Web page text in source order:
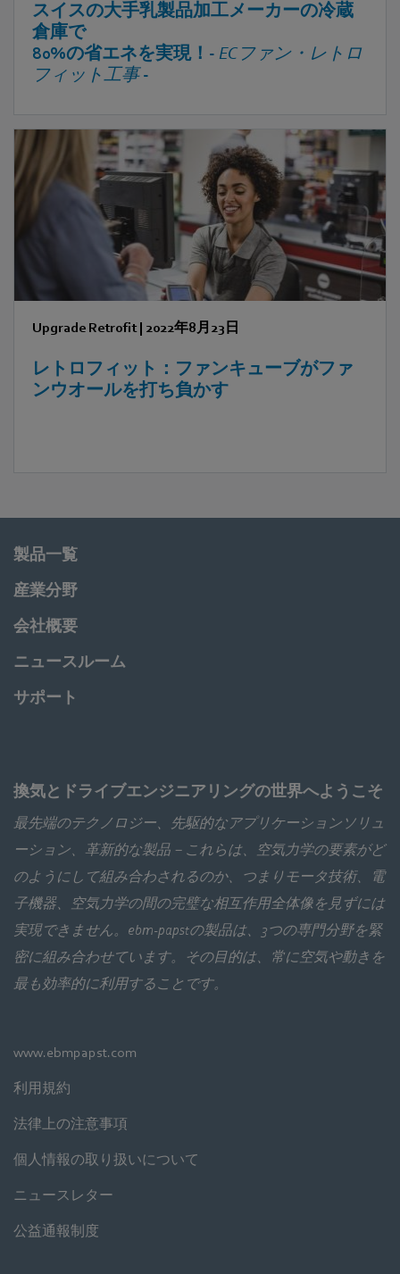
スイスの大手乳製品加工メーカーの冷蔵
倉庫で
80%の省エネを実現！- ECファン・レトロ
フィット工事-
Upgrade Retrofit| 2022年8月23日
レトロフィット：ファンキューブがファ
ンウオールを打ち負かす
製品一覧
産業分野
会社概要
ニュースルーム
サポート
換気とドライブエンジニアリングの世界へようこそ
最先端のテクノロジー、先駆的なアプリケーションソリュ
ーション、革新的な製品－これらは、空気力学の要素がど
のようにして組み合わされるのか、つまりモータ技術、電
子機器、空気力学の間の完璧な相互作用全体像を見ずには
実現できません。ebm‑papstの製品は、3つの専門分野を緊
密に組み合わせています。その目的は、常に空気や動きを
最も効率的に利用することです。
www.ebmpapst.com
利用規約
法律上の注意事項
個人情報の取り扱いについて
ニュースレター
公益通報制度